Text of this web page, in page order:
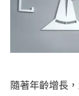
隨著年齡增長